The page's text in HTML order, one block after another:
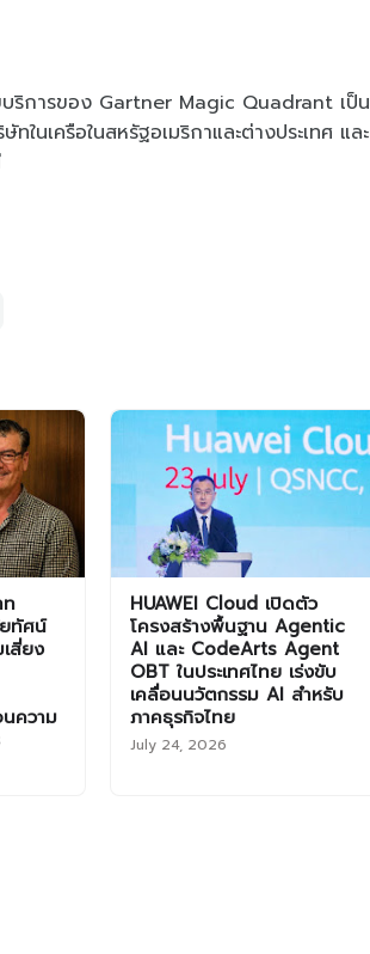
บริการของ Gartner Magic Quadrant เป็น
นเครือในสหรัฐอเมริกาและต่างประเทศ และ
ท
ทัศน์
สี่ยง
ความ
HUAWEI Cloud เปิดตัว
โครงสร้างพื้นฐาน Agentic
AI และ CodeArts Agent
OBT ในประเทศไทย เร่งขับ
เคลื่อนนวัตกรรม AI สำหรับ
ภาคธุรกิจไทย
July 24, 2026